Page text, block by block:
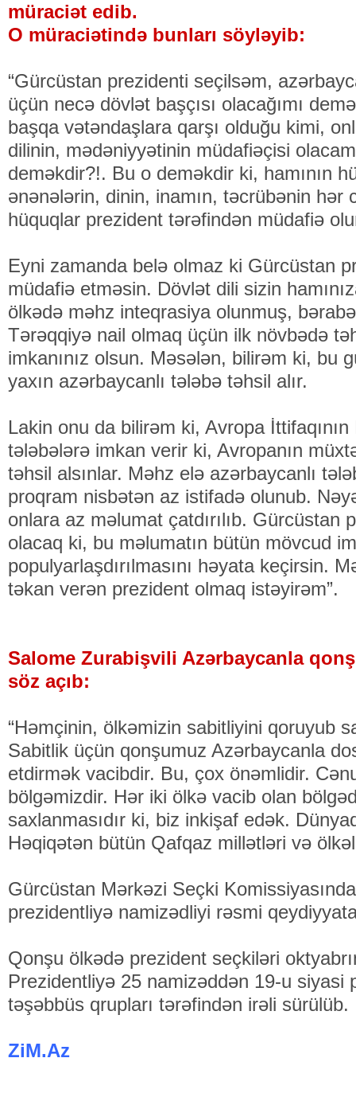
müraciət edib.
O müraciətində bunları söyləyib:
“Gürcüstan prezidenti seçilsəm,
üçün necə dövlət başçısı olacağımı
başqa vətəndaşlara qarşı olduğu kimi,
dilinin, mədəniyyətinin müdafiəçisi
deməkdir?!. Bu o deməkdir ki, hamının
ənənələrin, dinin, inamın, təcrübənin hər
hüquqlar prezident tərəfindən müdafiə
Eyni zamanda belə olmaz ki Gürcüstan
müdafiə etməsin. Dövlət dili sizin
ölkədə məhz inteqrasiya olunmuş,
Tərəqqiyə nail olmaq üçün ilk növbədə
imkanınız olsun. Məsələn, bilirəm ki, bu
yaxın azərbaycanlı tələbə təhsil alır.
Lakin onu da bilirəm ki, Avropa
tələbələrə imkan verir ki, Avropanın
təhsil alsınlar. Məhz elə azərbaycanlı
proqram nisbətən az istifadə olunub.
onlara az məlumat çatdırılıb. Gürcüstan
olacaq ki, bu məlumatın bütün mövcud
populyarlaşdırılmasını həyata keçirsin.
təkan verən prezident olmaq istəyirəm”.
Salome Zurabişvili Azərbaycanla
söz açıb:
“Həmçinin, ölkəmizin sabitliyini qoruyub
Sabitlik üçün qonşumuz Azərbaycanla
etdirmək vacibdir. Bu, çox önəmlidir.
bölgəmizdir. Hər iki ölkə vacib olan
saxlanmasıdır ki, biz inkişaf edək.
Həqiqətən bütün Qafqaz millətləri və
Gürcüstan Mərkəzi Seçki
prezidentliyə namizədliyi rəsmi qeydiyyata
Qonşu ölkədə prezident seçkiləri
Prezidentliyə 25 namizəddən 19-u siyasi
təşəbbüs qrupları tərəfindən irəli sürülüb.
ZiM.Az